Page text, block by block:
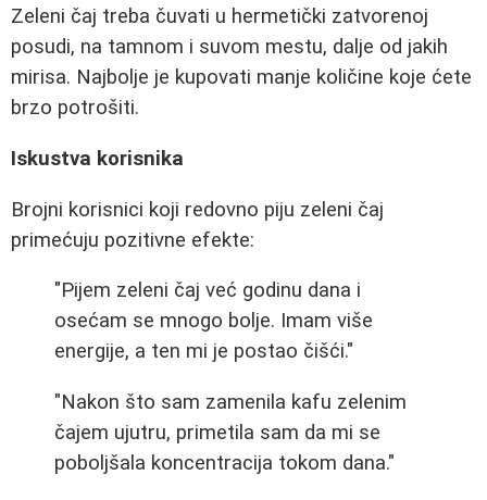
Zeleni čaj treba čuvati u hermetički zatvorenoj
posudi, na tamnom i suvom mestu, dalje od jakih
mirisa. Najbolje je kupovati manje količine koje ćete
brzo potrošiti.
Iskustva korisnika
Brojni korisnici koji redovno piju zeleni čaj
primećuju pozitivne efekte:
"Pijem zeleni čaj već godinu dana i
osećam se mnogo bolje. Imam više
energije, a ten mi je postao čišći."
"Nakon što sam zamenila kafu zelenim
čajem ujutru, primetila sam da mi se
poboljšala koncentracija tokom dana."